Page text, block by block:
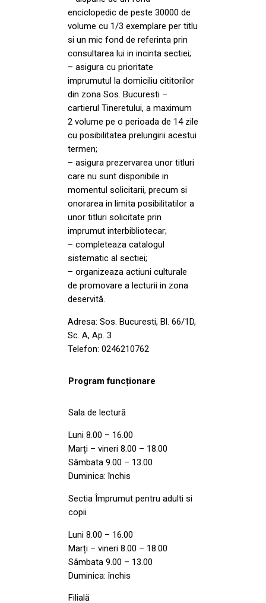
enciclopedic de peste 30000 de
volume cu 1/3 exemplare per titlu
si un mic fond de referinta prin
consultarea lui in incinta sectiei;
– asigura cu prioritate
imprumutul la domiciliu cititorilor
din zona Sos. Bucuresti –
cartierul Tineretului, a maximum
2 volume pe o perioada de 14 zile
cu posibilitatea prelungirii acestui
termen;
– asigura prezervarea unor titluri
care nu sunt disponibile in
momentul solicitarii, precum si
onorarea in limita posibilitatilor a
unor titluri solicitate prin
imprumut interbibliotecar;
– completeaza catalogul
sistematic al sectiei;
– organizeaza actiuni culturale
de promovare a lecturii in zona
deservită.
Adresa: Sos. Bucuresti, Bl. 66/1D,
Sc. A, Ap. 3
Telefon: 0246210762
Program funcționare
Sala de lectură
Luni 8.00 – 16.00
Marți – vineri 8.00 – 18.00
Sâmbata 9.00 – 13.00
Duminica: închis
Sectia Împrumut pentru adulti si
copii
Luni 8.00 – 16.00
Marți – vineri 8.00 – 18.00
Sâmbata 9.00 – 13.00
Duminica: închis
Filială